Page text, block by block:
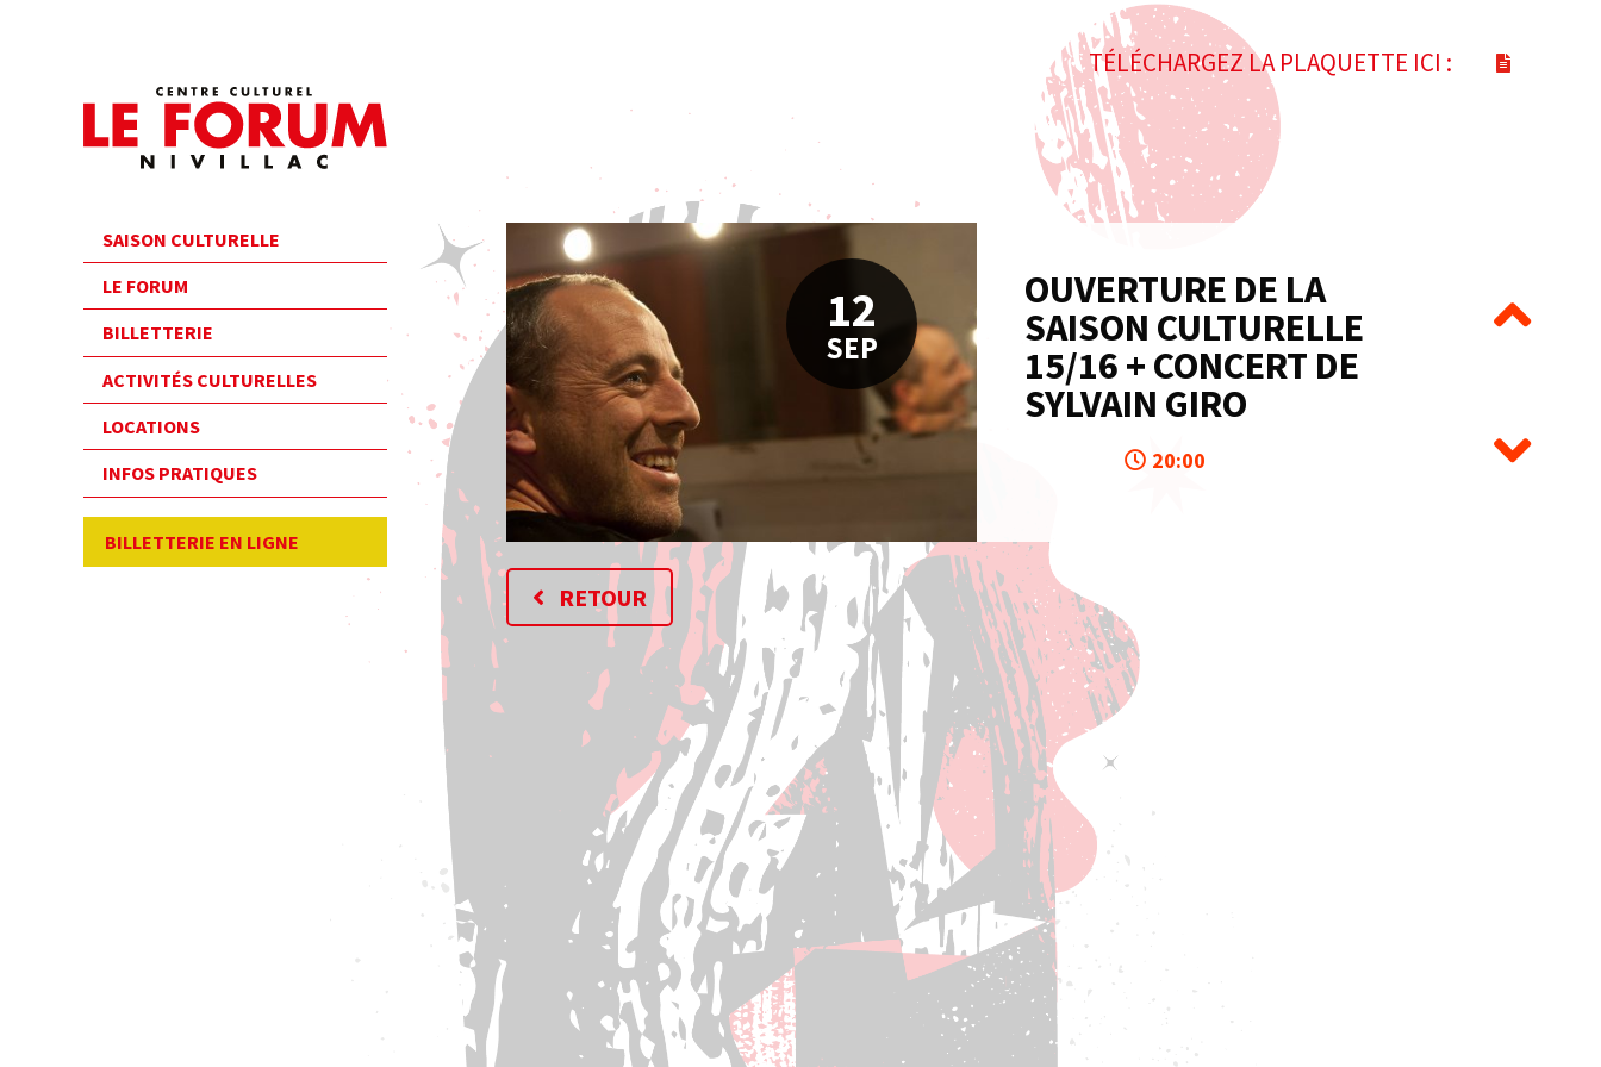
SAISON CULTURELLE
LE FORUM
BILLETTERIE
ACTIVITÉS CULTURELLES
LOCATIONS
INFOS PRATIQUES
BILLETTERIE EN LIGNE
TÉLÉCHARGEZ LA PLAQUETTE ICI :
12
SEP
OUVERTURE DE LA
SAISON CULTURELLE
15/16 + CONCERT DE
SYLVAIN GIRO
20:00
RETOUR